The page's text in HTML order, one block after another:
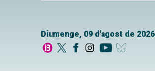
Diumenge, 09 d'agost de 2026